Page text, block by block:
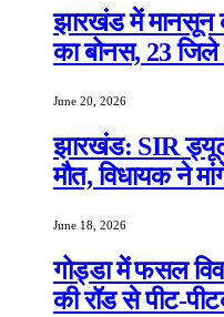
झारखंड में मानसून
का बोनस, 23
June 20, 2026
झारखंड: SIR
मौत, विधायक ने
June 18, 2026
गोड्डा में फसल
की रॉड से पीट-